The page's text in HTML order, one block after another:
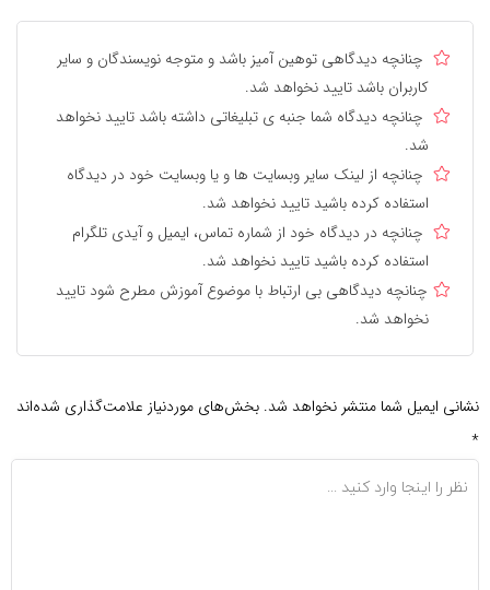
چنانچه دیدگاهی توهین آمیز باشد و متوجه نویسندگان و سایر
کاربران باشد تایید نخواهد شد.
چنانچه دیدگاه شما جنبه ی تبلیغاتی داشته باشد تایید نخواهد
شد.
چنانچه از لینک سایر وبسایت ها و یا وبسایت خود در دیدگاه
استفاده کرده باشید تایید نخواهد شد.
چنانچه در دیدگاه خود از شماره تماس، ایمیل و آیدی تلگرام
استفاده کرده باشید تایید نخواهد شد.
چنانچه دیدگاهی بی ارتباط با موضوع آموزش مطرح شود تایید
نخواهد شد.
نشانی ایمیل شما منتشر نخواهد شد. بخش‌های موردنیاز علامت‌گذاری شده‌اند
*